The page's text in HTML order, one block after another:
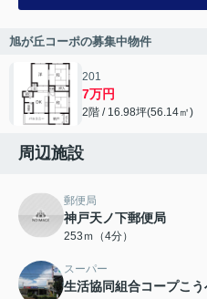
旭が丘コーポの募集中物件
201
7万円
2階 / 16.98坪(56.14㎡)
周辺施設
郵便局
神戸天ノ下郵便局
253ｍ（4分）
スーパー
生活協同組合コープこ